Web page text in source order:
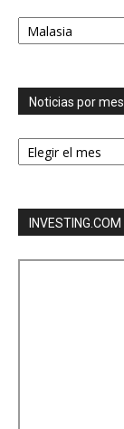
Todas
las
Noticias por mes
Noticias
por
INVESTING.COM